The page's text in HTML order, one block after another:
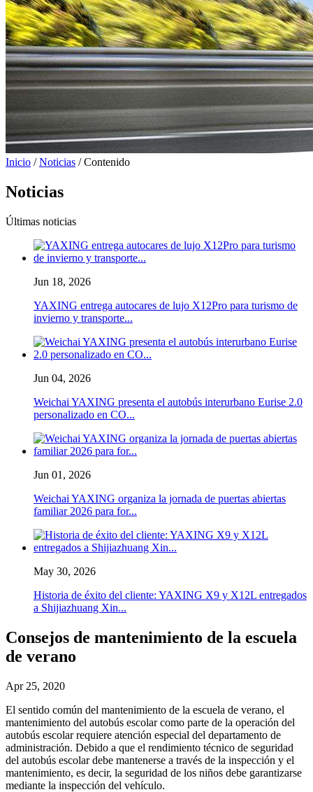
Inicio /Noticias / Contenido
Noticias
Últimas noticias
Jun 18, 2026
YAXING entrega autocares de lujo X12Pro para turismo de
invierno y transporte...
Jun 04, 2026
Weichai YAXING presenta el autobús interurbano Eurise 2.0
personalizado en CO...
Jun 01, 2026
Weichai YAXING organiza la jornada de puertas abiertas
familiar 2026 para for...
May 30, 2026
Historia de éxito del cliente: YAXING X9 y X12L entregados
a Shijiazhuang Xin...
Consejos de mantenimiento de la escuela
de verano
Apr 25, 2020
El sentido común del mantenimiento de la escuela de verano, el
mantenimiento del autobús escolar como parte de la operación del
autobús escolar requiere atención especial del departamento de
administración. Debido a que el rendimiento técnico de seguridad
del autobús escolar debe mantenerse a través de la inspección y el
mantenimiento, es decir, la seguridad de los niños debe garantizarse
mediante la inspección del vehículo.